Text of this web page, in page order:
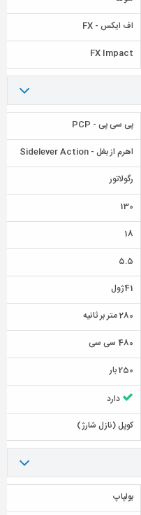
اف ایکس - FX
FX Impact
پی سی پی - PCP
اهرم از بغل - Sidelever Action
رگولاتور
130
18
5.5
41ژول
280 متر بر ثانیه
480 سی سی
250 بار
دارد
کوپل (نازل شارژ)
بولپاپ